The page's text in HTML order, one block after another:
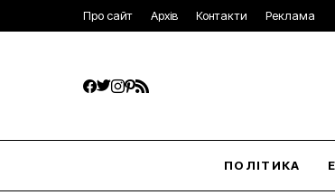
Про сайт Архів Контакти Реклама
ПОЛІТИКА